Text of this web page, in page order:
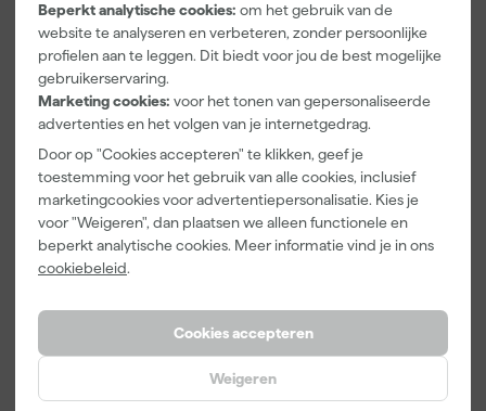
Beperkt analytische cookies: om het gebruik van de
website te analyseren en verbeteren, zonder persoonlijke
profielen aan te leggen. Dit biedt voor jou de best mogelijke
gebruikerservaring.
Marketing cookies: voor het tonen van gepersonaliseerde
advertenties en het volgen van je internetgedrag.
Door op "Cookies accepteren" te klikken, geef je
toestemming voor het gebruik van alle cookies, inclusief
marketingcookies voor advertentiepersonalisatie. Kies je
voor "Weigeren", dan plaatsen we alleen functionele en
beperkt analytische cookies. Meer informatie vind je in ons
cookiebeleid.
Cookies accepteren
Weigeren
6,50
incl. BTW
1, 39
Adviesprijs 11,37
8,25
Anza PRO
Zinsser Multi-
Surface
Ontvetter &
Alabastine